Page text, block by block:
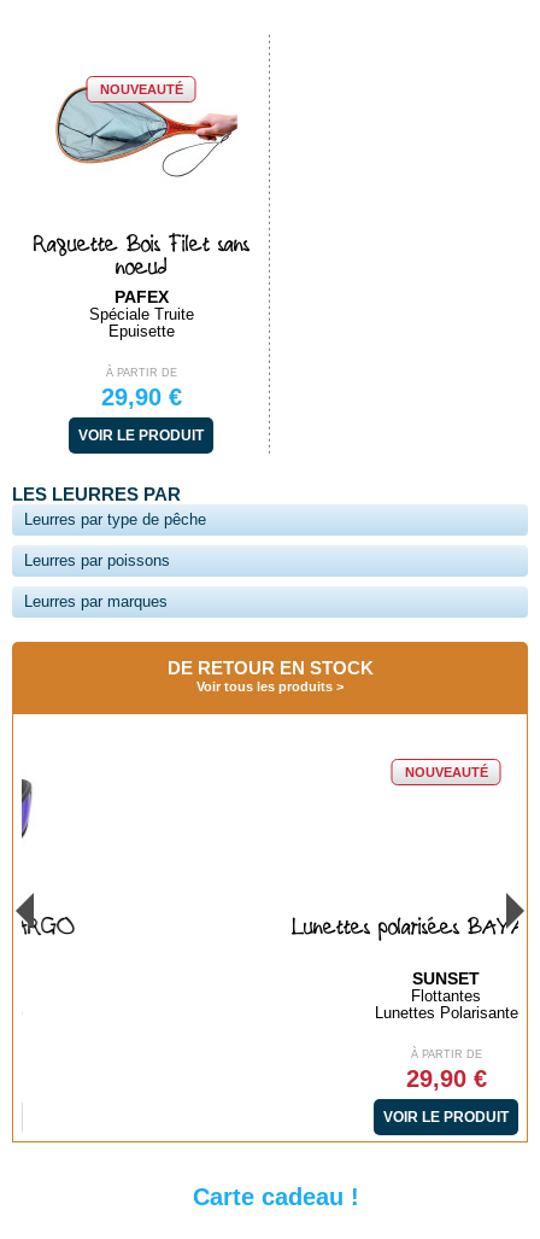
NOUVEAUTÉ
Raquette Bois Filet sans
noeud
PAFEX
Spéciale Truite
Epuisette
À PARTIR DE
29,90 €
VOIR LE PRODUIT
LES LEURRES PAR
Leurres par type de pêche
Leurres par poissons
Leurres par marques
DE RETOUR EN STOCK
Voir tous les produits
Lunettes polarisées BAYA GREEN
Carte cadeau !